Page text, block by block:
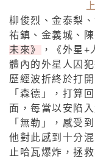
柳俊烈、金泰梨
祐鎮、金義城、
未來》
，《外星
體內的外星人囚
歷經波折終於打
「森德」，打算
面，每當以安陷
「無勒」，感受
他對此感到十分
止哈瓦爆炸，拯